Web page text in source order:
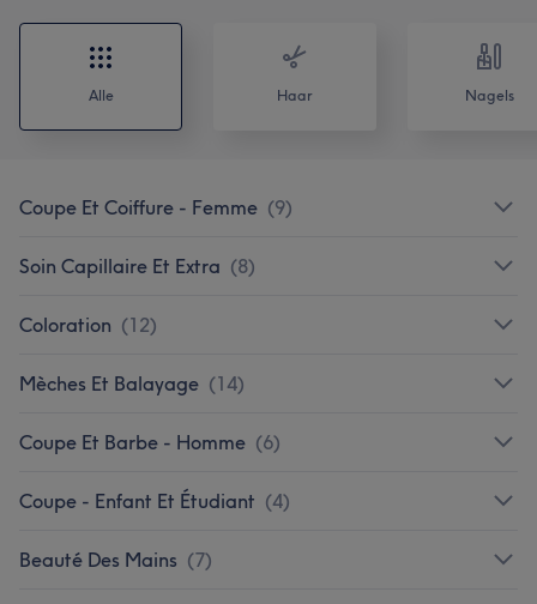
Alle Haar Nagels
Coupe Et Coiffure - Femme (9)
Soin Capillaire Et Extra (8)
Coloration (12)
Mèches Et Balayage (14)
Coupe Et Barbe - Homme (6)
Coupe - Enfant Et Étudiant (4)
Beauté Des Mains (7)